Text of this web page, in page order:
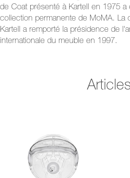
de Coat présenté à Kartell en 1975
collection permanente de MoMA. La
Kartell a remporté la présidence de
internationale du meuble en 1997.